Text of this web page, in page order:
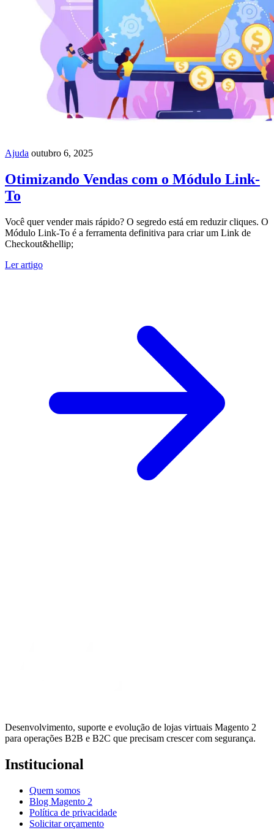
Ajuda outubro 6, 2025
Otimizando Vendas com o Módulo Link-
To
Você quer vender mais rápido? O segredo está em reduzir cliques. O
Módulo Link-To é a ferramenta definitiva para criar um Link de
Checkout&hellip;
Ler artigo
Desenvolvimento, suporte e evolução de lojas virtuais Magento 2
para operações B2B e B2C que precisam crescer com segurança.
Institucional
Quem somos
Blog Magento 2
Política de privacidade
Solicitar orçamento